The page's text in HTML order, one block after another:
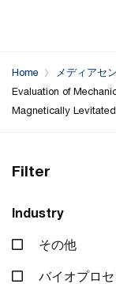
Home
メディアセ
Evaluation of
Magnetically
Filter
Industry
その他
バイオプロ